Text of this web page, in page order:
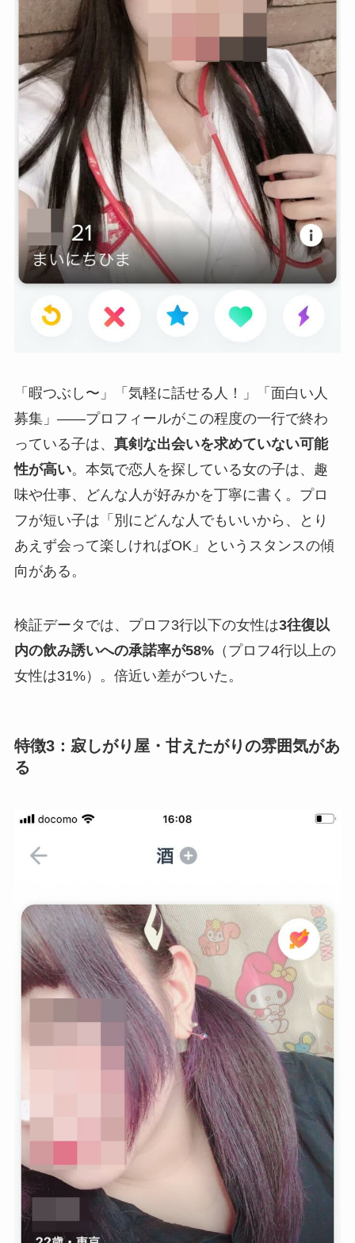
「暇つぶし〜」「気軽に話せる人！」「面白い人
募集」——プロフィールがこの程度の一行で終わ
っている子は、 真剣な出会いを求めていない可能
性が高い。本気で恋人を探している女の子は、趣
味や仕事、どんな人が好みかを丁寧に書く。プロ
フが短い子は「別にどんな人でもいいから、とり
あえず会って楽しければOK」というスタンスの傾
向がある。
検証データでは、プロフ3行以下の女性は3往復以
内の飲み誘いへの承諾率が58%（プロフ4行以上の
女性は31%）。倍近い差がついた。
特徴3：寂しがり屋・甘えたがりの雰囲気があ
る